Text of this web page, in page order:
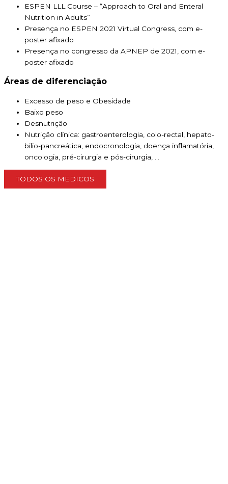
ESPEN LLL Course – “Approach to Oral and Enteral
Nutrition in Adults”
Presença no ESPEN 2021 Virtual Congress, com e-
poster afixado
Presença no congresso da APNEP de 2021, com e-
poster afixado
Áreas de diferenciação
Excesso de peso e Obesidade
Baixo peso
Desnutrição
Nutrição clínica: gastroenterologia, colo-rectal, hepato-
bilio-pancreática, endocronologia, doença inflamatória,
oncologia, pré-cirurgia e pós-cirurgia, …
TODOS OS MEDICOS